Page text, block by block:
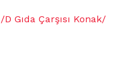
Gıda Çarşısı Konak/